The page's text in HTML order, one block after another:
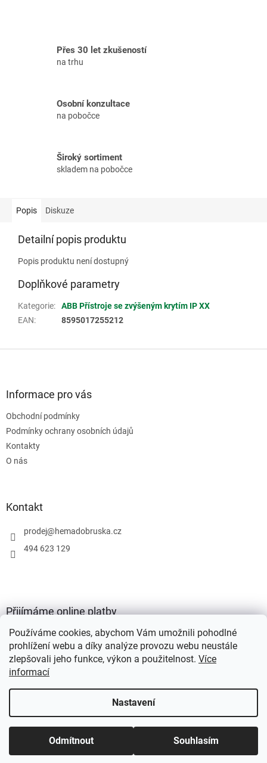
Používáme cookies, abychom Vám umožnili pohodlné
prohlížení webu a díky analýze provozu webu neustále
zlepšovali jeho funkce, výkon a použitelnost. Více
informací
Nastavení
Odmítnout Souhlasím
Přes 30 let zkušeností
na trhu
Osobní konzultace
na pobočce
Široký sortiment
skladem na pobočce
Popis Diskuze
Detailní popis produktu
Popis produktu není dostupný
Doplňkové parametry
Kategorie:
ABB Přístroje se zvýšeným krytím IP XX
EAN: 8595017255212
Informace pro vás
Obchodní podmínky
Podmínky ochrany osobních údajů
Kontakty
O nás
Kontakt
prodej@hemadobruska.cz
494 623 129
Přijímáme online platby
HEMA Dobruška s.r.o.
Upravit nastavení cookies